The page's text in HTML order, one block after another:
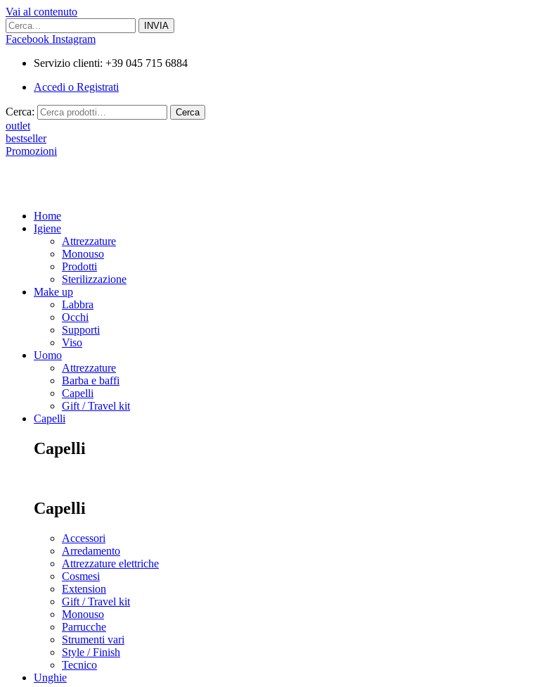
Vai al contenuto
Facebook Instagram
Servizio clienti: +39 045 715 6884
Accedi o Registrati
Cerca: Cerca
outlet
bestseller
Promozioni
Home
Igiene
Attrezzature
Monouso
Prodotti
Sterilizzazione
Make up
Labbra
Occhi
Supporti
Viso
Uomo
Attrezzature
Barba e baffi
Capelli
Gift / Travel kit
Capelli
Capelli
Capelli
Accessori
Arredamento
Attrezzature elettriche
Cosmesi
Extension
Gift / Travel kit
Monouso
Parrucche
Strumenti vari
Style / Finish
Tecnico
Unghie